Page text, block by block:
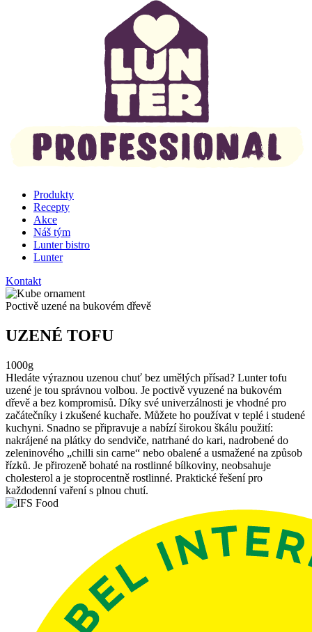
Produkty
Recepty
Akce
Náš tým
Lunter bistro
Lunter
Kontakt
Poctivě uzené na bukovém dřevě
UZENÉ TOFU
1000g
Hledáte výraznou uzenou chuť bez umělých přísad? Lunter tofu
uzené je tou správnou volbou. Je poctivě vyuzené na bukovém
dřevě a bez kompromisů. Díky své univerzálnosti je vhodné pro
začátečníky i zkušené kuchaře. Můžete ho používat v teplé i studené
kuchyni. Snadno se připravuje a nabízí širokou škálu použití:
nakrájené na plátky do sendviče, natrhané do kari, nadrobené do
zeleninového „chilli sin carne“ nebo obalené a usmažené na způsob
řízků. Je přirozeně bohaté na rostlinné bílkoviny, neobsahuje
cholesterol a je stoprocentně rostlinné. Praktické řešení pro
každodenní vaření s plnou chutí.